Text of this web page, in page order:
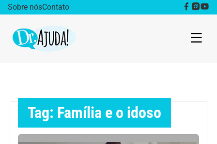
Sobre nósContato
Obesidade
Destaque
Tag: Família e o idoso